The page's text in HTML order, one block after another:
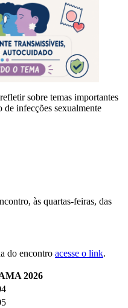
sobre temas importantes
de infecções sexualmente
às quartas-feiras, das
do encontro acesse o link.
2026